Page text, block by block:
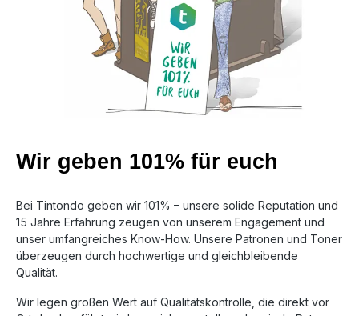
Wir geben 101% für euch
Bei Tintondo geben wir 101% – unsere solide Reputation und
15 Jahre Erfahrung zeugen von unserem Engagement und
unser umfangreiches Know-How. Unsere Patronen und Toner
überzeugen durch hochwertige und gleichbleibende
Qualität.
Wir legen großen Wert auf Qualitätskontrolle, die direkt vor